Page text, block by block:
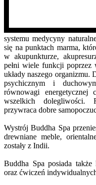
systemu medycyny
się na punktach marma,
w akupunkturze,
pełni wiele funkcji poprzez
układy naszego organizmu.
psychicznym i
równowagi energetycznej
wszelkich dolegliwości.
przywraca dobre
Wystrój Buddha Spa
drewniane meble,
zostały z Indii.
Buddha Spa posiada
oraz ćwiczeń